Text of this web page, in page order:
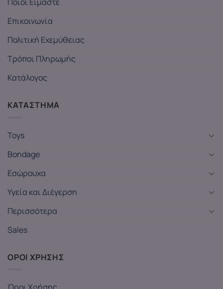
Επικοινωνία
Πολιτική Εχεμύθειας
Τρόποι Πληρωμής
Κατάλογος
ΚΑΤΑΣΤΗΜΑ
Toys
Bondage
Εσώρουχα
Υγεία και Διέγερση
Περισσότερα
Sales
ΟΡΟΙ ΧΡΗΣΗΣ